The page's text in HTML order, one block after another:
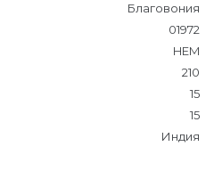
Благовония
01972
HEM
210
15
15
Индия